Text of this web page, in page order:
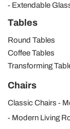
Extendable
Tables
Round Tables
Coffee Tables
Transforming
Chairs
Classic Chairs
Modern Living